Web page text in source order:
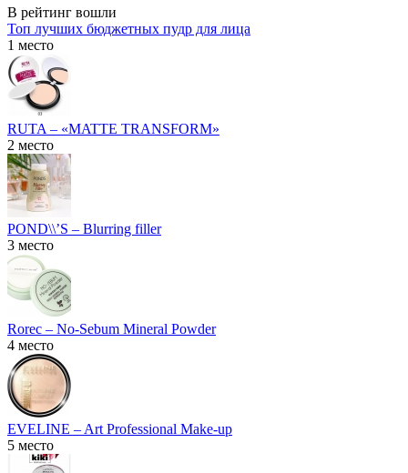
В рейтинг вошли
Топ лучших бюджетных пудр для лица
1 место
RUTA – «MATTE TRANSFORM»
2 место
POND\\’S – Blurring filler
3 место
Rorec – No-Sebum Mineral Powder
4 место
EVELINE – Art Professional Make-up
5 место